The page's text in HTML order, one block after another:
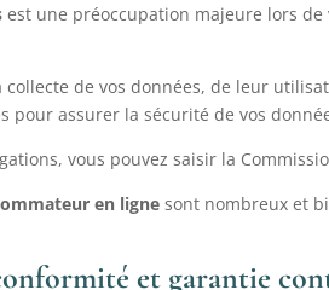
est une préoccupation majeure lors
de vos données, de leur
pour assurer la sécurité de vos
vous pouvez saisir la
en ligne sont nombreux et
et garantie